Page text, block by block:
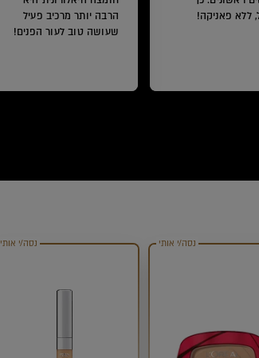
ללא פאניקה!
הרבה יותר מרכיב פעיל
שעושה טוב לעור הפנים!
נסה/י אותי נסה/י אותי